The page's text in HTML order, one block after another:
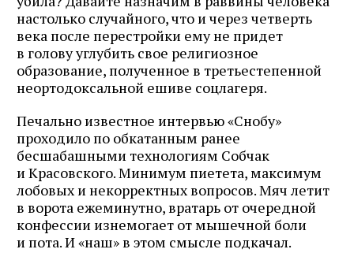
настолько случайного, что и через четверть
века после перестройки ему не придет
в голову углубить свое религиозное
образование, полученное в третьестепенной
неортодоксальной ешиве соцлагеря.
Печально известное интервью «Снобу»
проходило по обкатанным ранее
бесшабашными технологиям Собчак
и Красовского. Минимум пиетета, максимум
лобовых и некорректных вопросов. Мяч летит
в ворота ежеминутно, вратарь от очередной
конфессии изнемогает от мышечной боли
и пота. И «наш» в этом смысле подкачал.